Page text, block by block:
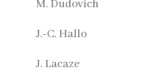
M. Dudovich
J.-C. Hallo
J. Lacaze